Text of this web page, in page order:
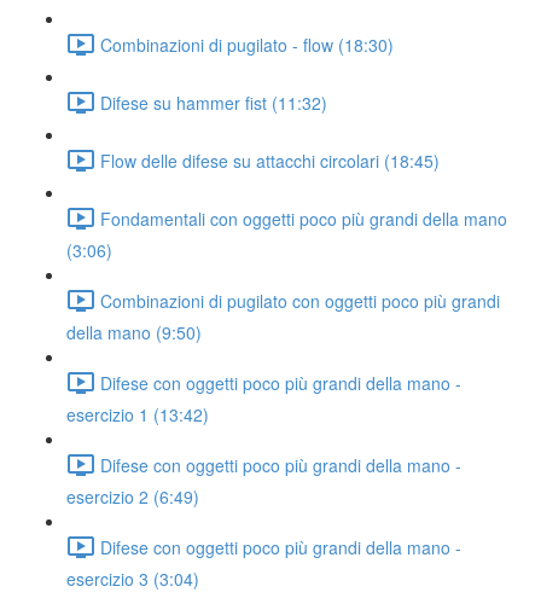
Combinazioni di pugilato - flow (18:30)
Difese su hammer fist (11:32)
Flow delle difese su attacchi circolari (18:45)
Fondamentali con oggetti poco più grandi della mano
(3:06)
Combinazioni di pugilato con oggetti poco più grandi
della mano (9:50)
Difese con oggetti poco più grandi della mano -
esercizio 1 (13:42)
Difese con oggetti poco più grandi della mano -
esercizio 2 (6:49)
Difese con oggetti poco più grandi della mano -
esercizio 3 (3:04)